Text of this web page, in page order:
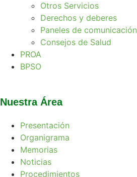
Otros Servicios
Derechos y deberes
Paneles de comunicación
Consejos de Salud
PROA
BPSO
Nuestra Área
Presentación
Organigrama
Memorias
Noticias
Procedimientos